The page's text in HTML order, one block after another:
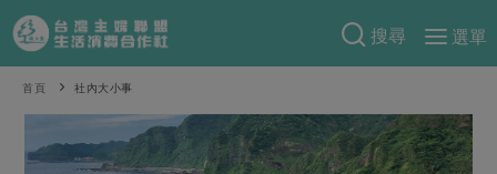
搜尋
選單
產品分類
一籃菜 當令水果
食譜料理
首頁 社內大小事